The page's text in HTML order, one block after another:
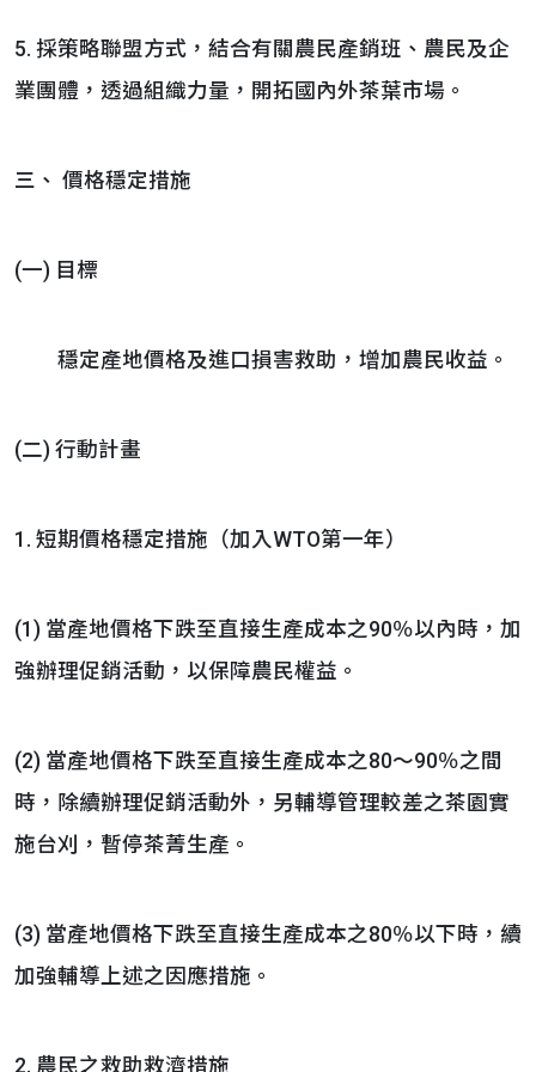
5. 採策略聯盟方式，結合有關農民產銷班、農民及企
業團體，透過組織力量，開拓國內外茶葉市場。
三、 價格穩定措施
(一) 目標
穩定產地價格及進口損害救助，增加農民收益。
(二) 行動計畫
1. 短期價格穩定措施（加入WTO第一年）
(1) 當產地價格下跌至直接生產成本之90％以內時，加
強辦理促銷活動，以保障農民權益。
(2) 當產地價格下跌至直接生產成本之80～90％之間
時，除續辦理促銷活動外，另輔導管理較差之茶園實
施台刈，暫停茶菁生產。
(3) 當產地價格下跌至直接生產成本之80％以下時，續
加強輔導上述之因應措施。
2. 農民之救助救濟措施